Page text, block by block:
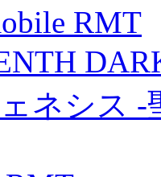
RMT
ネシス